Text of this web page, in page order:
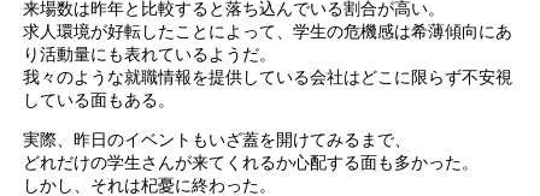
来場数は昨年と比較すると落ち込んでいる割合が高い。
求人環境が好転したことによって、学生の危機感は希薄傾向にあ
り活動量にも表れているようだ。
我々のような就職情報を提供している会社はどこに限らず不安視
している面もある。
実際、昨日のイベントもいざ蓋を開けてみるまで、
どれだけの学生さんが来てくれるか心配する面も多かった。
しかし、それは杞憂に終わった。